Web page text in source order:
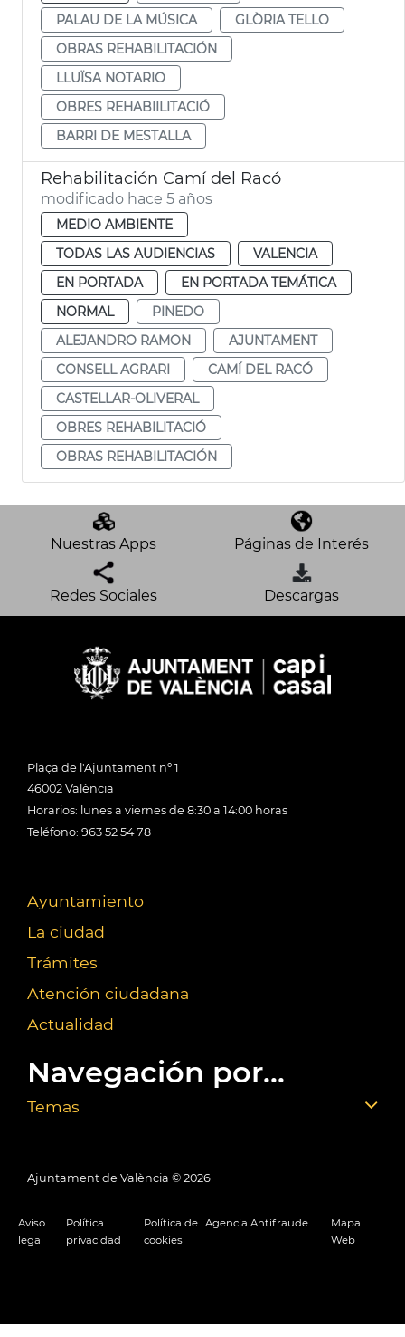
PALAU DE LA MÚSICA
GLÒRIA TELLO
OBRAS REHABILITACIÓN
LLUÏSA NOTARIO
OBRES REHABIILITACIÓ
BARRI DE MESTALLA
Rehabilitación Camí del Racó
modificado hace 5 años
MEDIO AMBIENTE
TODAS LAS AUDIENCIAS
VALENCIA
EN PORTADA
EN PORTADA TEMÁTICA
NORMAL
PINEDO
ALEJANDRO RAMON
AJUNTAMENT
CONSELL AGRARI
CAMÍ DEL RACÓ
CASTELLAR-OLIVERAL
OBRES REHABILITACIÓ
OBRAS REHABILITACIÓN
Nuestras Apps Páginas de Interés
Redes Sociales Descargas
Plaça de l'Ajuntament nº 1
46002 València
Horarios: lunes a viernes de 8:30 a 14:00 horas
Teléfono: 963 52 54 78
Ayuntamiento
La ciudad
Trámites
Atención ciudadana
Actualidad
Navegación por...
Temas
Ajuntament de València © 2026
Aviso
legal
Política
privacidad
Política de
cookies
Agencia Antifraude
Mapa
Web